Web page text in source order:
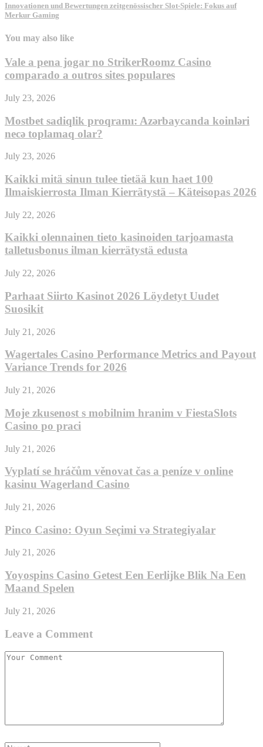
Innovationen und Bewertungen zeitgenössischer Slot-Spiele: Fokus auf
Merkur Gaming
You may also like
Vale a pena jogar no StrikerRoomz Casino
comparado a outros sites populares
July 23, 2026
Mostbet sadiqlik proqramı: Azərbaycanda koinləri
necə toplamaq olar?
July 23, 2026
Kaikki mitä sinun tulee tietää kun haet 100
Ilmaiskierrosta Ilman Kierrätystä – Käteisopas 2026
July 22, 2026
Kaikki olennainen tieto kasinoiden tarjoamasta
talletusbonus ilman kierrätystä edusta
July 22, 2026
Parhaat Siirto Kasinot 2026 Löydetyt Uudet
Suosikit
July 21, 2026
Wagertales Casino Performance Metrics and Payout
Variance Trends for 2026
July 21, 2026
Moje zkusenost s mobilnim hranim v FiestaSlots
Casino po praci
July 21, 2026
Vyplatí se hráčům věnovat čas a peníze v online
kasinu Wagerland Casino
July 21, 2026
Pinco Casino: Oyun Seçimi və Strategiyalar
July 21, 2026
Yoyospins Casino Getest Een Eerlijke Blik Na Een
Maand Spelen
July 21, 2026
Leave a Comment